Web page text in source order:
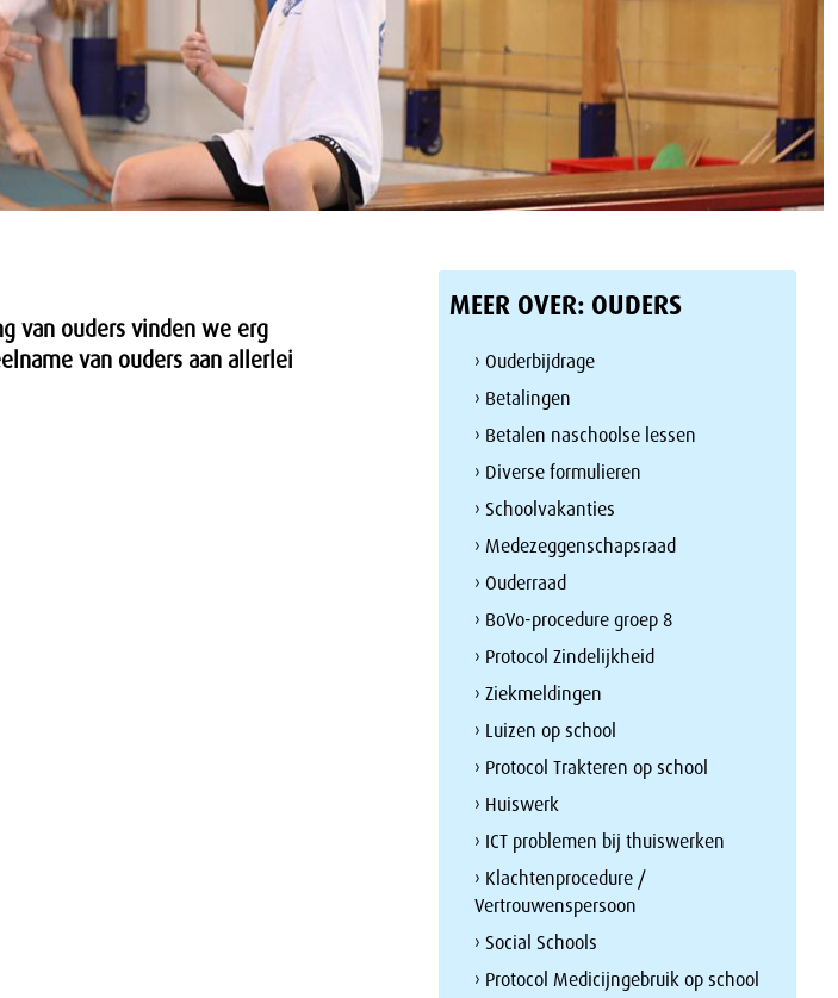
van ouders vinden we erg
van ouders aan allerlei
MEER OVER: OUDERS
› Ouderbijdrage
› Betalingen
› Betalen naschoolse lessen
› Diverse formulieren
› Schoolvakanties
› Medezeggenschapsraad
› Ouderraad
› BoVo-procedure groep 8
› Protocol Zindelijkheid
› Ziekmeldingen
› Luizen op school
› Protocol Trakteren op school
› Huiswerk
› ICT problemen bij thuiswerken
› Klachtenprocedure /
Vertrouwenspersoon
› Social Schools
› Protocol Medicijngebruik op school